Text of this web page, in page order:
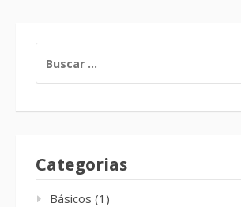
Categorias
Básicos (1)